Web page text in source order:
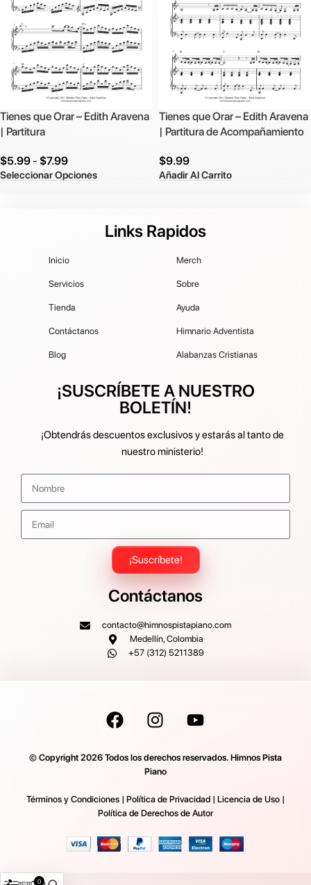
Tienes que Orar – Edith Aravena
| Partitura
$5.99- $7.99
Seleccionar Opciones
Tienes que Orar – Edith Aravena
| Partitura de Acompañamiento
$9.99
Añadir Al Carrito
Links Rapidos
Inicio
Servicios
Tienda
Contáctanos
Blog
Merch
Sobre
Ayuda
Himnario Adventista
Alabanzas Cristianas
¡SUSCRÍBETE A NUESTRO
BOLETÍN!
¡Obtendrás descuentos exclusivos y estarás al tanto de
nuestro ministerio!
¡Suscríbete!
Contáctanos
contacto@himnospistapiano.com
Medellín, Colombia
+57 (312) 5211389
© Copyright 2026 Todos los derechos reservados. Himnos Pista
Piano
Términos y Condiciones| Política de Privacidad| Licencia de Uso|
Política de Derechos de Autor
0